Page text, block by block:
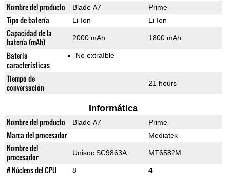
Nombre del producto Blade A7 Prime
Tipo de batería Li-Ion Li-Ion
Capacidad de la
batería (mAh)
2000 mAh 1800 mAh
Batería
características
No extraíble
Tiempo de
conversación
21 hours
Informática
Nombre del producto Blade A7 Prime
Marca del procesador Mediatek
Nombre del
procesador
Unisoc SC9863A MT6582M
# Núcleos del CPU 8 4